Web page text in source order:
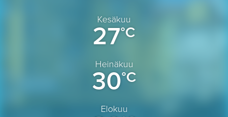
Kesäkuu
27°C
Heinäkuu
30°C
Elokuu